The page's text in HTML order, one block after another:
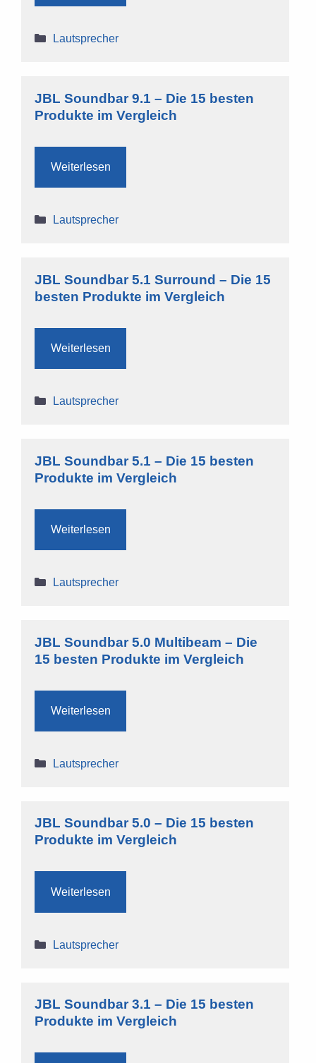
Kategorien
Lautsprecher
JBL Soundbar 9.1 – Die 15 besten
Produkte im Vergleich
Weiterlesen
Kategorien
Lautsprecher
JBL Soundbar 5.1 Surround – Die 15
besten Produkte im Vergleich
Weiterlesen
Kategorien
Lautsprecher
JBL Soundbar 5.1 – Die 15 besten
Produkte im Vergleich
Weiterlesen
Kategorien
Lautsprecher
JBL Soundbar 5.0 Multibeam – Die
15 besten Produkte im Vergleich
Weiterlesen
Kategorien
Lautsprecher
JBL Soundbar 5.0 – Die 15 besten
Produkte im Vergleich
Weiterlesen
Kategorien
Lautsprecher
JBL Soundbar 3.1 – Die 15 besten
Produkte im Vergleich